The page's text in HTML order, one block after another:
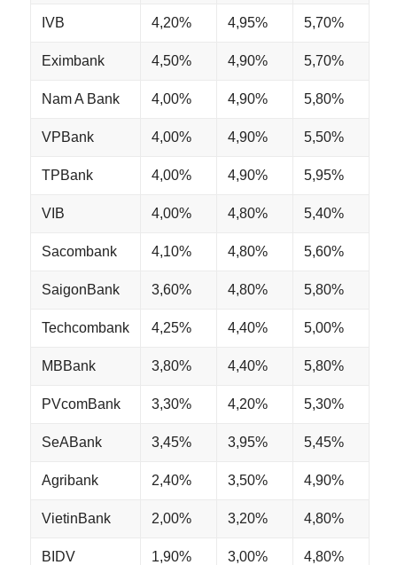
IVB 4,20% 4,95% 5,70%
Eximbank 4,50% 4,90% 5,70%
Nam A Bank 4,00% 4,90% 5,80%
VPBank 4,00% 4,90% 5,50%
TPBank 4,00% 4,90% 5,95%
VIB 4,00% 4,80% 5,40%
Sacombank 4,10% 4,80% 5,60%
SaigonBank 3,60% 4,80% 5,80%
Techcombank 4,25% 4,40% 5,00%
MBBank 3,80% 4,40% 5,80%
PVcomBank 3,30% 4,20% 5,30%
SeABank 3,45% 3,95% 5,45%
Agribank 2,40% 3,50% 4,90%
VietinBank 2,00% 3,20% 4,80%
BIDV 1,90% 3,00% 4,80%